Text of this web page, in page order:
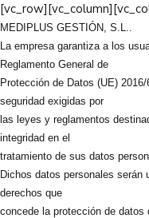
MEDIPLUS GESTIÓN, S.L..
La empresa garantiza a los
Reglamento General de
Protección de Datos (UE)
seguridad exigidas por
las leyes y reglamentos
integridad en el
tratamiento de sus datos
Dichos datos personales
derechos que
concede la protección de datos